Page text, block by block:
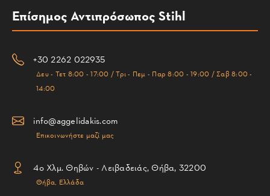
Επίσημος Αντιπρόσωπος Stihl
+30 2262 022935
Δευ - Τετ 8:00 - 17:00 / Τρι - Πεμ - Παρ 8:00 - 19:00 / Σαβ 8:00 -
14:00
info@aggelidakis.com
Επικοινωνήστε μαζί μας
4ο Χλμ. Θηβών - Λειβαδειάς, Θήβα, 32200
Θήβα, Ελλάδα